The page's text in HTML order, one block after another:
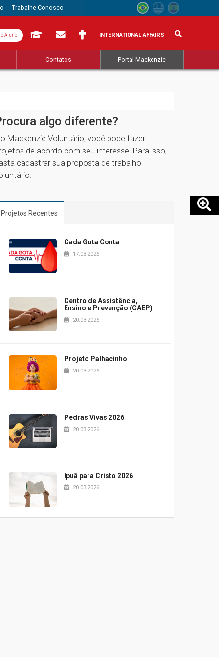
Trabalhe Conosco
Aluno INTERNATIONAL AFFAIRS
Contatos Portal Mackenzie
algo diferente?
Mackenzie Voluntário, você pode fazer
de acordo com seu interesse. Para isso,
cadastrar sua proposta de trabalho
Projetos Recentes
Cada Gota Conta
17.03.2026
Centro de Assistência,
Ensino e Prevenção (CAEP)
20.03.2026
Projeto Palhacinho
20.03.2026
Pedras Vivas 2026
20.03.2026
Ipuã para Cristo 2026
20.03.2026